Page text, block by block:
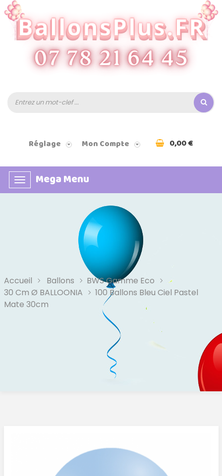
Réglage Mon Compte 0,00 €
Basculer
la
Mega Menu
Accueil Ballons
BWS Gamme Eco
30 Cm Ø BALLOONIA
100 Ballons Bleu Ciel Pastel
Mate 30cm